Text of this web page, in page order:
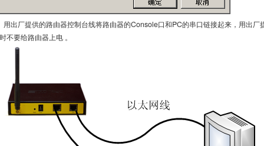
用出厂提供的路由器控制台线将路由器的Console口和PC的串口链接起来，用出
不要给路由器上电 。